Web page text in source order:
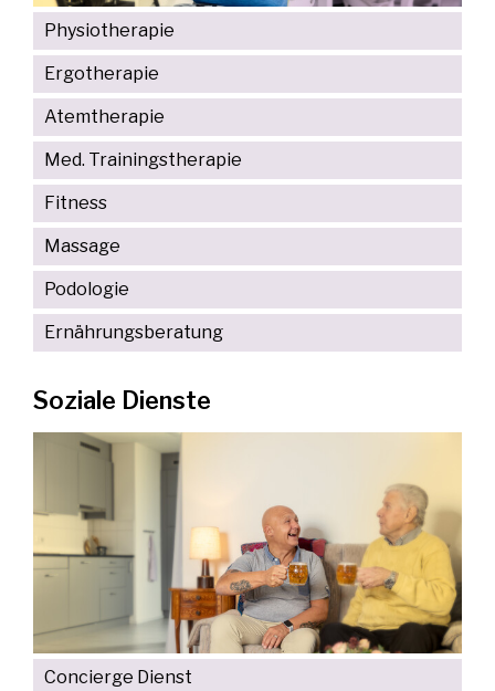
Physiotherapie
Ergotherapie
Atemtherapie
Med. Trainingstherapie
Fitness
Massage
Podologie
Ernährungsberatung
Soziale Dienste
Concierge Dienst